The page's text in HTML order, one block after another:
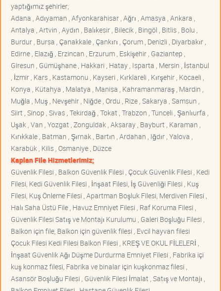
yaptığımız şehirler;
Adana , Adıyaman , Afyonkarahisar , Ağrı , Amasya , Ankara ,
Antalya , Artvin , Aydın , Balıkesir , Bilecik , Bingöl , Bitlis , Bolu ,
Burdur , Bursa , Çanakkale , Çankırı , Çorum , Denizli , Diyarbakır ,
Edirne , Elazığ , Erzincan , Erzurum , Eskişehir , Gaziantep ,
Giresun , Gümüşhane , Hakkari , Hatay , Isparta , Mersin , İstanbul
, İzmir , Kars , Kastamonu , Kayseri , Kırklareli , Kırşehir , Kocaeli ,
Konya , Kütahya , Malatya , Manisa , Kahramanmaraş , Mardin ,
Muğla , Muş , Nevşehir , Niğde , Ordu , Rize , Sakarya , Samsun ,
Siirt , Sinop , Sivas , Tekirdağ , Tokat , Trabzon , Tunceli , Şanlıurfa ,
Uşak , Van , Yozgat , Zonguldak , Aksaray , Bayburt , Karaman ,
Kırıkkale , Batman , Şırnak , Bartın , Ardahan , Iğdır , Yalova ,
Karabük , Kilis , Osmaniye , Düzce
Kaplan File Hizmetlerimiz;
Güvenlik Filesi , Balkon Güvenlik Filesi , Çocuk Güvenlik Filesi , Kedi
Filesi, Kedi Güvenlik Filesi , İnşaat Filesi, İş Güvenliği Filesi , Kuş
Filesi, Kuş Önleme Filesi , Apartman Boşluk Filesi, Merdiven Filesi ,
Halı Saha Üstü File , Havuz Emniyet Filesi , Raf Koruma Filesi ,
Güvenlik Filesi Satış ve Montajı Kurulumu , Galeri Boşluğu Filesi ,
Balkon için file, Balkon için güvenlik filesi , Evcil hayvan filesi
Çocuk Filesi Kedi Filesi Balkon Filesi , KREŞ VE OKUL FİLELERİ ,
İnşaat Güvenlik Ağı Düşme Durdurma Emniyet Filesi , Fabrika içi
kuş konmaz filesi, Fabrika ve binalar için kuşkonmaz filesi ,
Asansör Boşluğu Filesi , Güvenlik Filesi İmalat , Satış ve Montajı ,